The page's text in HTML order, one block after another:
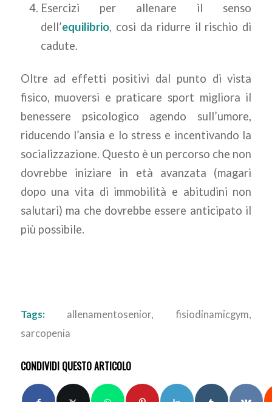
Esercizi per allenare il senso
dell’equilibrio, così da ridurre il rischio di
cadute.
Oltre ad effetti positivi dal punto di vista
fisico, muoversi e praticare sport migliora il
benessere psicologico agendo sull’umore,
riducendo l’ansia e lo stress e incentivando la
socializzazione. Questo è un percorso che non
dovrebbe iniziare in età avanzata (magari
dopo una vita di immobilità e abitudini non
salutari) ma che dovrebbe essere anticipato il
più possibile.
Tags: allenamentosenior,fisiodinamicgym,
sarcopenia
CONDIVIDI QUESTO ARTICOLO